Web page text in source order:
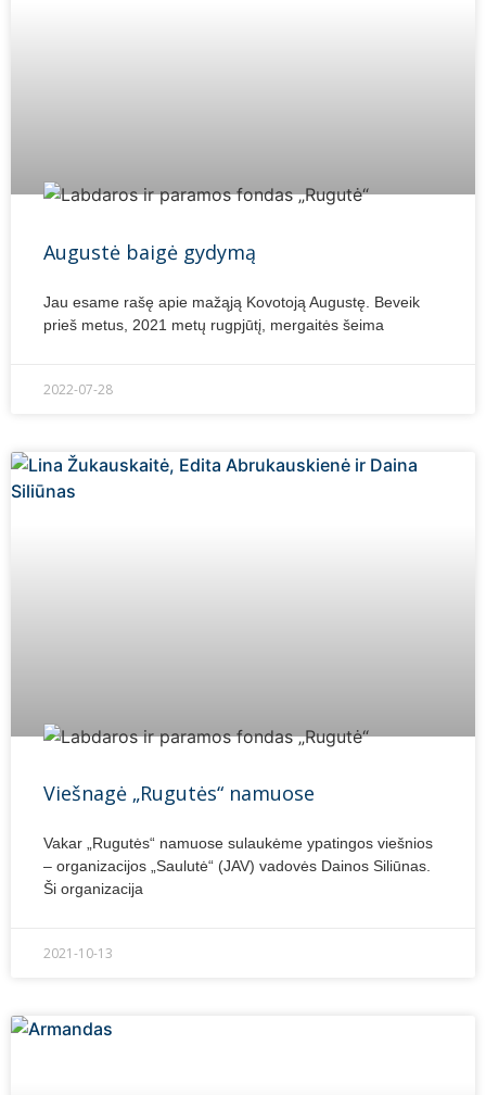
Augustė baigė gydymą
Jau esame rašę apie mažąją Kovotoją Augustę. Beveik
prieš metus, 2021 metų rugpjūtį, mergaitės šeima
2022-07-28
Viešnagė „Rugutės“ namuose
Vakar „Rugutės“ namuose sulaukėme ypatingos viešnios
– organizacijos „Saulutė“ (JAV) vadovės Dainos Siliūnas.
Ši organizacija
2021-10-13